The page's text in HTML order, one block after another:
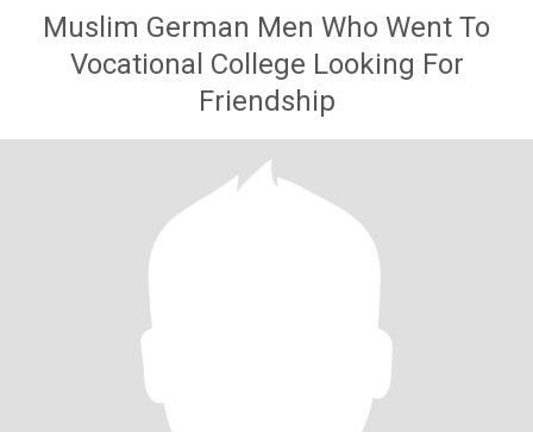
Muslim German Men Who Went To
Vocational College Looking For
Friendship